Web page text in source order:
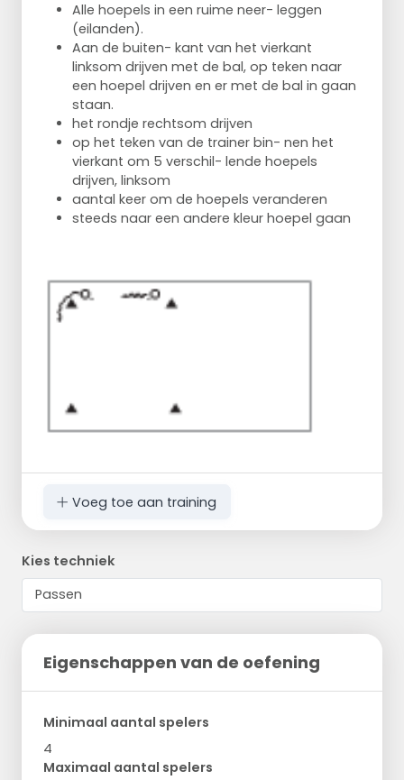
Alle hoepels in een ruime neer- leggen
(eilanden).
Aan de buiten- kant van het vierkant
linksom drijven met de bal, op teken naar
een hoepel drijven en er met de bal in gaan
staan.
het rondje rechtsom drijven
op het teken van de trainer bin- nen het
vierkant om 5 verschil- lende hoepels
drijven, linksom
aantal keer om de hoepels veranderen
steeds naar een andere kleur hoepel gaan
Voeg toe aan training
Kies techniek
Eigenschappen van de oefening
Minimaal aantal spelers
4
Maximaal aantal spelers